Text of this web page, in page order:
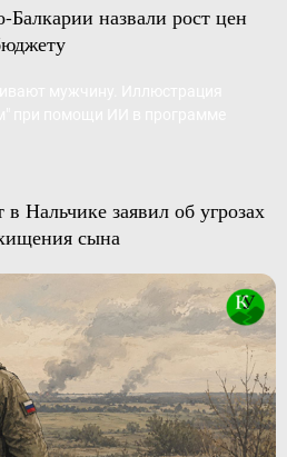
назвали рост цен
Нальчике заявил об угрозах
сына